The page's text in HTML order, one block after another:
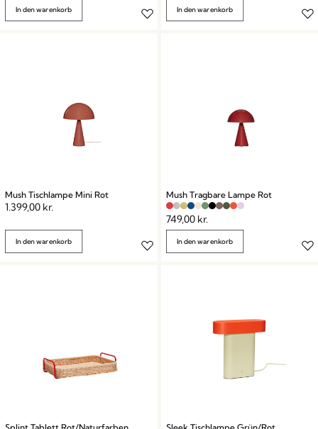
In den warenkorb In den warenkorb
Mush Tischlampe Mini Rot
1.399,00 kr.
In den warenkorb
Mush Tragbare Lampe Rot
749,00 kr.
In den warenkorb
Splint Tablett Rot/Naturfarben Sleek Tischlampe Grün/Rot